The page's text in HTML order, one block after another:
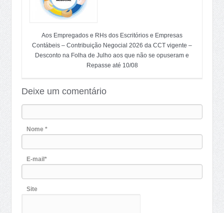
Aos Empregados e RHs dos Escritórios e Empresas
Contábeis – Contribuição Negocial 2026 da CCT vigente –
Desconto na Folha de Julho aos que não se opuseram e
Repasse até 10/08
Deixe um comentário
Nome *
E-mail*
Site